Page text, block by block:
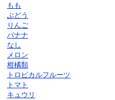
もも
ぶどう
りんご
バナナ
なし
メロン
柑橘類
トロピカルフルーツ
トマト
キュウリ